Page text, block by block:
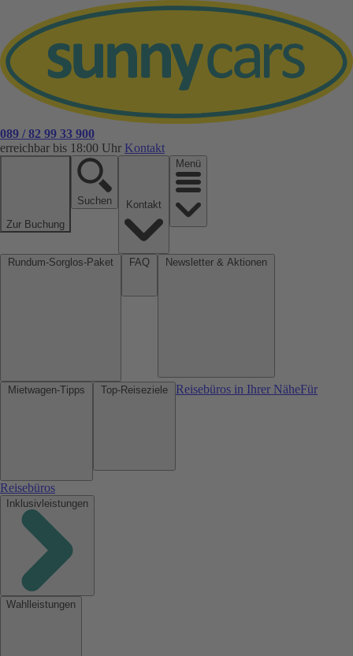
089 / 82 99 33 900
erreichbar bis 18:00 Uhr Kontakt
Zur Buchung
Suchen
Menü
Reisebüros in Ihrer NäheFür
Reisebüros
Inklusivleistungen
Wahlleistungen